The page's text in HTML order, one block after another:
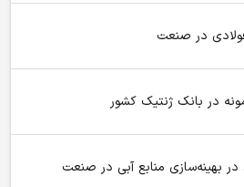
در صنعت
در بهینه‌سازی منابع آبی در صنعت